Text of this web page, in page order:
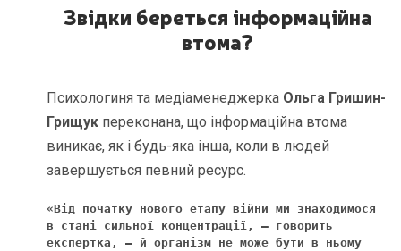
Звідки береться інформаційна
втома?
Психологиня та медіаменеджерка Ольга Гришин-
Грищук переконана, що інформаційна втома
виникає, як і будь-яка інша, коли в людей
завершується певний ресурс.
«Від початку нового етапу війни ми знаходимося
в стані сильної концентрації, – говорить
експертка, – й організм не може бути в ньому